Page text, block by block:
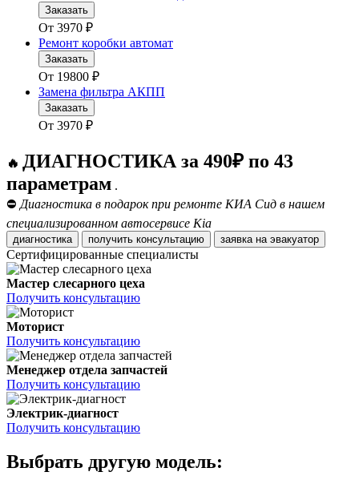
Заказать
От 3970 ₽
Ремонт коробки автомат
Заказать
От 19800 ₽
Замена фильтра АКПП
Заказать
От 3970 ₽
🔥 ДИАГНОСТИКА за 490₽ по 43
параметрам .
⛔ Диагностика в подарок при ремонте КИА Сид в нашем
специализированном автосервисе Kia
диагностика получить консультацию заявка на эвакуатор
Сертифицированные специалисты
Мастер слесарного цеха
Получить консультацию
Моторист
Получить консультацию
Менеджер отдела запчастей
Получить консультацию
Электрик-диагност
Получить консультацию
Выбрать другую модель: